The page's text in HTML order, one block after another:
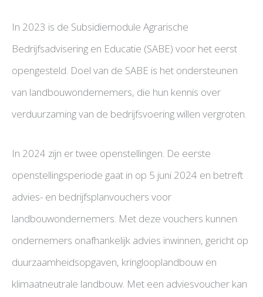
In 2023 is de Subsidiemodule Agrarische
Bedrijfsadvisering en Educatie (SABE) voor het eerst
opengesteld. Doel van de SABE is het ondersteunen
van landbouwondernemers, die hun kennis over
verduurzaming van de bedrijfsvoering willen vergroten.
In 2024 zijn er twee openstellingen. De eerste
openstellingsperiode gaat in op 5 juni 2024 en betreft
advies- en bedrijfsplanvouchers voor
landbouwondernemers. Met deze vouchers kunnen
ondernemers onafhankelijk advies inwinnen, gericht op
duurzaamheidsopgaven, kringlooplandbouw en
klimaatneutrale landbouw. Met een adviesvoucher kan